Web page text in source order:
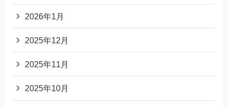
2026年1月
2025年12月
2025年11月
2025年10月